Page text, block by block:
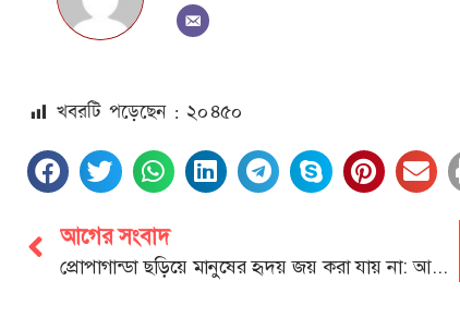
খবরটি পড়েছেন : ২০৪৫০
আগের সংবাদ
প্রোপাগান্ডা ছড়িয়ে মানুষের হৃদয় জয় করা যায় না: আসলাম চৌধুরী